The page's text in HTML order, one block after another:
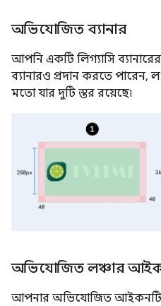
অভিযোজিত ব্যানার
আপনি একটি লিগ্যাসি
ব্যানারও প্রদান করতে পারেন,
মতো যার দুটি স্তর রয়েছে৷
অভিযোজিত লঞ্চার
আপনার অভিযোজিত আইকনটি